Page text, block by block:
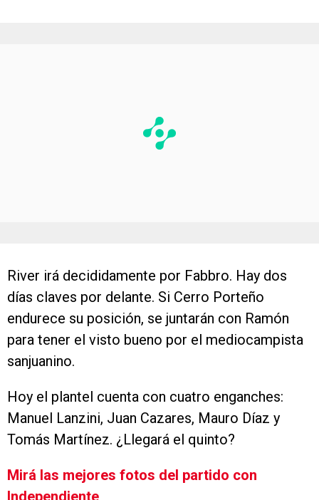
River irá decididamente por Fabbro. Hay dos
días claves por delante. Si Cerro Porteño
endurece su posición, se juntarán con Ramón
para tener el visto bueno por el mediocampista
sanjuanino.
Hoy el plantel cuenta con cuatro enganches:
Manuel Lanzini, Juan Cazares, Mauro Díaz y
Tomás Martínez. ¿Llegará el quinto?
Mirá las mejores fotos del partido con
Independiente